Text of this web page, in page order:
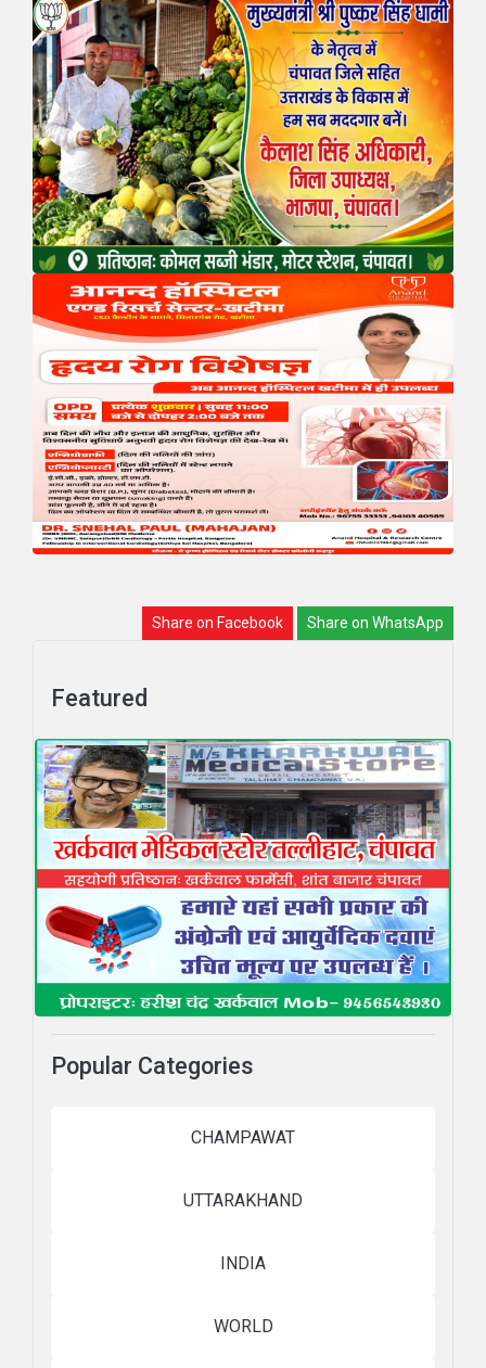
Share on Facebook Share on WhatsApp
Featured
Popular Categories
CHAMPAWAT
UTTARAKHAND
INDIA
WORLD